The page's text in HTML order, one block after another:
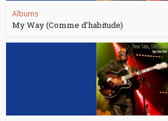
Albums
My Way (Comme d’habitude)